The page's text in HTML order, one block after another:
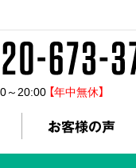
～20:00 【年中無休】
お客様の声